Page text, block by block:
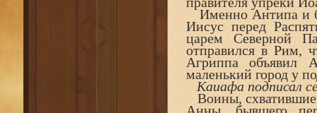
Именно Антипа и
Иисус перед
царем Северной
отправился в Рим,
Агриппа объявил
маленький город у
Каиафа подписал
Воины, схватившие